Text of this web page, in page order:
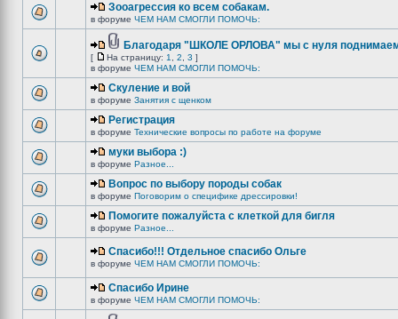
Зооагрессия ко всем собакам.
в форуме ЧЕМ НАМ СМОГЛИ ПОМОЧЬ:
Благодаря "ШКОЛЕ ОРЛОВА" мы с нуля
[ На страницу: 1 2 3 ]
в форуме ЧЕМ НАМ СМОГЛИ ПОМОЧЬ:
Скуление и вой
в форуме Занятия с щенком
Регистрация
в форуме Технические вопросы по работе на форуме
муки выбора :)
в форуме Разное...
Вопрос по выбору породы собак
в форуме Поговорим о специфике дрессировки!
Помогите пожалуйста с клеткой для бигля
в форуме Разное...
Спасибо!!! Отдельное спасибо Ольге
в форуме ЧЕМ НАМ СМОГЛИ ПОМОЧЬ:
Спасибо Ирине
в форуме ЧЕМ НАМ СМОГЛИ ПОМОЧЬ: